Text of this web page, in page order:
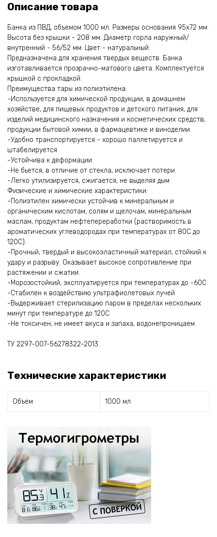
Описание товара
Банка из ПВД, объемом 1000 мл. Размеры основания 95х72 мм.
Высота без крышки - 208 мм. Диаметр горла наружный/
внутренний - 56/52 мм. Цвет - натуральный.
Предназначена для хранения твердых веществ. Банка
изготавливается прозрачно-матового цвета. Комплектуется
крышкой с прокладкой.
Преимущества тары из полиэтилена:
-Используется для химической продукции, в домашнем
хозяйстве, для пищевых продуктов и детского питания, для
изделий медицинского назначения и косметических средств,
продукции бытовой химии, в фармацевтике и виноделии.
-Удобно транспортируется - хорошо паллетируется и
штабелируется
-Устойчива к деформации
-Не бьется, в отличие от стекла, исключает потери
-Легко утилизируется, сжигается, не выделяя дым
Физические и химические характеристики:
-Полиэтилен химически устойчив к минеральным и
органическим кислотам, солям и щелочам, минеральным
маслам, продуктам нефтепереработки (растворимость в
ароматических углеводородах при температурах от 80С до
120С).
-Прочный, твердый и высокоэластичный материал, стойкий к
удару и разрыву. Оказывает высокое сопротивление при
растяжении и сжатии.
-Морозостойкий, эксплуатируется при температурах до -60С
-Стабилен к воздействию ультрафиолетовых лучей
-Выдерживает стерилизацию паром в пределах нескольких
минут при температуре до 120С
-Не токсичен, не имеет вкуса и запаха, водонепроницаем
ТУ 2297-007-56278322-2013
Технические характеристики
Объем 1000 мл